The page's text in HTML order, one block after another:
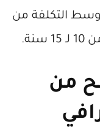
التكلفة من
من